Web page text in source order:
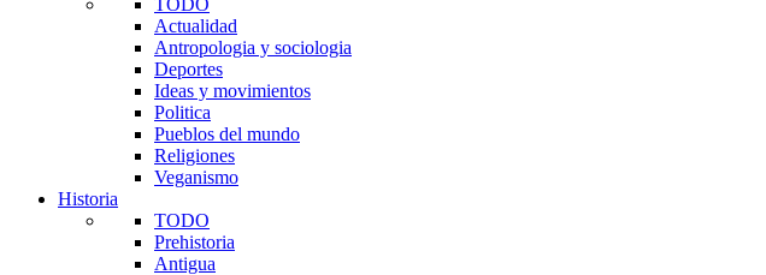
Actualidad
Antropologia y sociologia
Deportes
Ideas y movimientos
Politica
Pueblos del mundo
Religiones
Veganismo
Historia
TODO
Prehistoria
Antigua